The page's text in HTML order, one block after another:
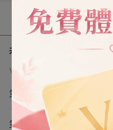
共 10 章
VIP章節可通過金幣購買提前
第1章
第2章